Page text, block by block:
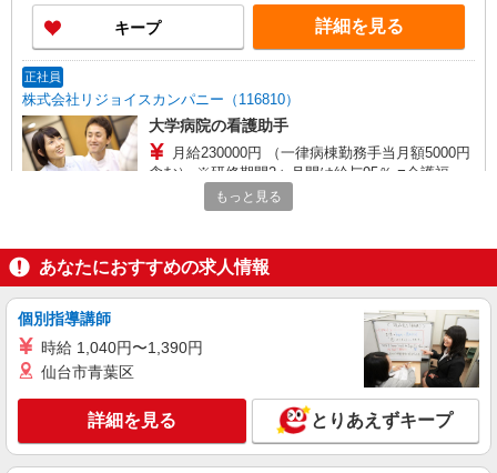
支給
キープ 詳細を見る
正社員
株式会社リジョイスカンパニー（116810）
大学病院の看護助手
月給230000円 （一律病棟勤務手当月額5000円
含む） ※研修期間2ヶ月間は給与95％ ■介護福祉
士/資格手当月額15000円 ■介護職員初任者研修/月
額5000円 ■実務者研修/月額8000円 ※経験・能力
昭和医科大学江東豊洲病院（東京都江東区豊洲
キープ
派遣社員
株式会社スタッフサービス・メディカル 東東京医療オフィス（お仕
事No.W10438384）
NEW
時給1600円
東京都江東区内の病院
もっと見る
あなたにおすすめの求人情報
個別指導講師
時給 1,040円〜1,390円
仙台市青葉区
詳細を見る とりあえずキープ